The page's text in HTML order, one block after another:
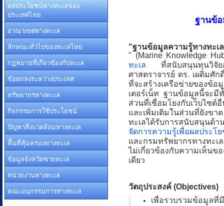
ผลประโยชน์ทางทะเลของ
ประเทศไทย
อาณาเขตทางทะเล
ลักษณะทั่วไปของทะเลไทย
กฎหมายที่เกี่ยวข้องกับทะเล
ข้อตกลงระหว่างประเทศ
ทรัพยากรทางทะเล
กิจกรรมการใช้ประโยชน์
ปัญหาสิ่งแวดล้อมทางทะเล
พื้นที่คุ้มครองทางทะเล
ข้อมูลจังหวัดชายทะเล
หน่วยงานทางทะเล
คณะอนุกรรมการทางทะเล
ฐานข้อ
"ฐานข้อมูลความรู้ทางทะเล
" (Marine Knowledge
ทะเล ที่สนับสนุนทุนวิจัย
ศาสตราจารย์ ดร. เผดิมศั
ที่จะสร้างเครือข่ายของข้อ
เตอร์เน็ท ฐานข้อมูลนี้จะมี
ส่วนที่เชื่อมโยงกับเว็บไซ
และเพิ่มเติมในส่วนที่ยังข
ทะเลได้รับการสนับสนุนด้
จัดการความรู้เพื่อผลประโ
และกรมทรัพยากรทางทะ
ไม่เกี่ยวข้องกับความเห็นข
เดียว
วัตถุประสงค์ (Objectives)
เพื่อรวบรวมข้อมูลที่